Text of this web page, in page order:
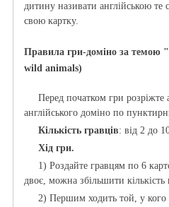
дитину називати англійською те
свою картку.
Правила гри-доміно за темою
wild animals)
Перед початком гри розріжте
англійського доміно по
Кількість гравців: від 2 до
Хід гри.
1) Роздайте гравцям по 6
двоє, можна збільшити кількість
2) Першим ходить той, у кого